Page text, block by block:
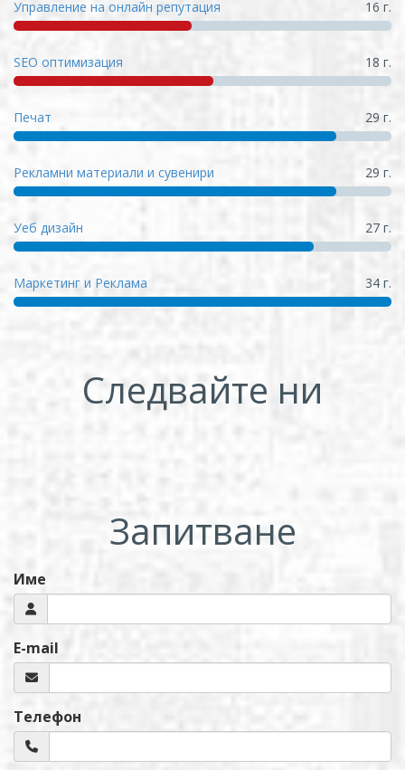
Управление на онлайн репутация 16 г.
SEO оптимизация 18 г.
Печат 29 г.
Рекламни материали и сувенири 29 г.
Уеб дизайн 27 г.
Маркетинг и Реклама 34 г.
Следвайте ни
Запитване
Име
E-mail
Телефон